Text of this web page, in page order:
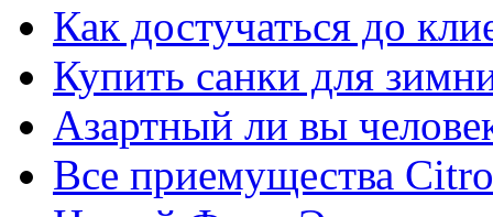
Как достучаться до
Купить санки для
Азартный ли вы
Все приемущества